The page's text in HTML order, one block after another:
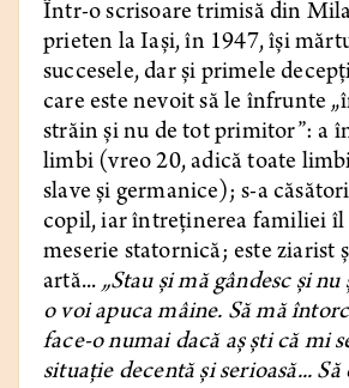
Într-o scrisoare trimisă din
prieten la Iaşi, în 1947, îşi
succesele, dar şi primele
care este nevoit să le înfrunte
străin şi nu de tot primitor”: a
limbi (vreo 20, adică toate
slave şi germanice); s-a
copil, iar întreţinerea familiei îl
meserie statornică; este ziarist
artă...„Stau şi mă gândesc şi
o voi apuca mâine. Să mă
face-o numai dacă aş şti că mi
situaţie decentă şi serioasă...